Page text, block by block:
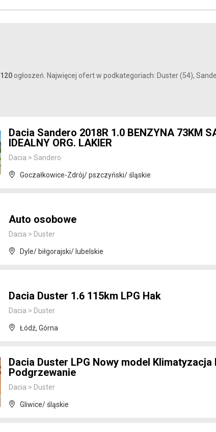
120 ogłoszeń. Najwięcej ofert w podkategoriach: Duster (54),
Dacia Sandero 2018R 1.0 BENZYNA 73KM
IDEALNY ORG. LAKIER
Dacia > Sandero
Goczałkowice-Zdrój/ pszczyński/ śląskie
Auto osobowe
Dacia > Duster
Dyle/ biłgorajski/ lubelskie
Dacia Duster 1.6 115km LPG Hak
Dacia > Duster
Łódź, Górna
Dacia Duster LPG Nowy model Klimatyzacja
Podgrzewanie
Dacia > Duster
Gliwice/ śląskie